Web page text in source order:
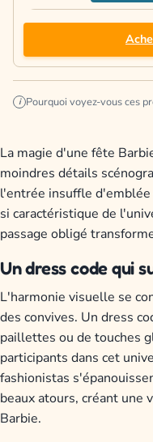
i Pourquoi voyez-vous ces
La magie d'une fête
moindres détails
l'entrée insuffle
si caractéristique de
passage obligé
Un dress code qui
L'harmonie visuelle se
des convives. Un dress
paillettes ou de touches
participants dans cet
fashionistas
beaux atours, créant une
Barbie.